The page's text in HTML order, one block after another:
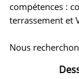
compétences :
terrassement et
Nous